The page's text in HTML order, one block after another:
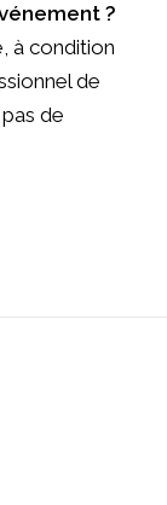
?
à condition
de
de